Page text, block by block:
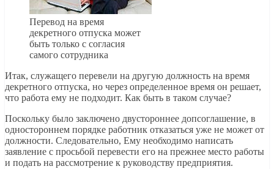
Перевод на время
декретного отпуска может
быть только с согласия
самого сотрудника
Итак, служащего перевели на другую должность на время
декретного отпуска, но через определенное время он решает,
что работа ему не подходит. Как быть в таком случае?
Поскольку было заключено двустороннее допсоглашение, в
одностороннем порядке работник отказаться уже не может от
должности. Следовательно, Ему необходимо написать
заявление с просьбой перевести его на прежнее место работы
и подать на рассмотрение к руководству предприятия.